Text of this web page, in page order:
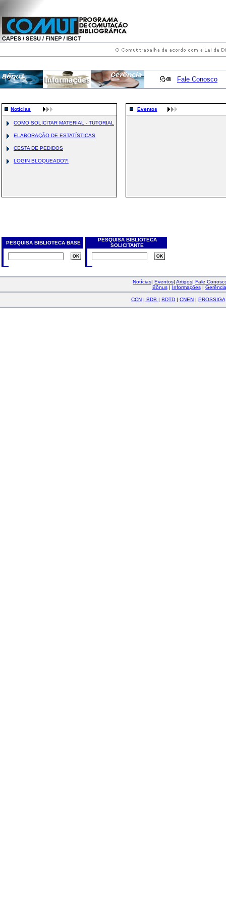
Fale Conosco
Notícias
COMO SOLICITAR MATERIAL - TUTORIAL
ELABORAÇÃO DE ESTATÍSTICAS
CESTA DE PEDIDOS
LOGIN BLOQUEADO?!
Eventos
PESQUISA BIBLIOTECA BASE
PESQUISA BIBLIOTECA
SOLICITANTE
Notícias| Eventos| Artigos| Fale
Bônus| Informações| Gerência
CCN | BDB | BDTD | CNEN | PROSSIGA